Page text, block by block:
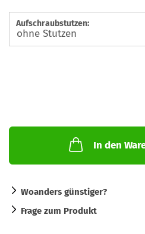
Aufschraubstutzen:
In den
Woanders günstiger?
Frage zum Produkt